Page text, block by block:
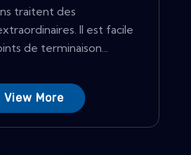
traitent des
Il est facile
de terminaison...
View More